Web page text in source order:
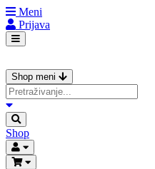
Meni
Prijava
Shop meni
Shop